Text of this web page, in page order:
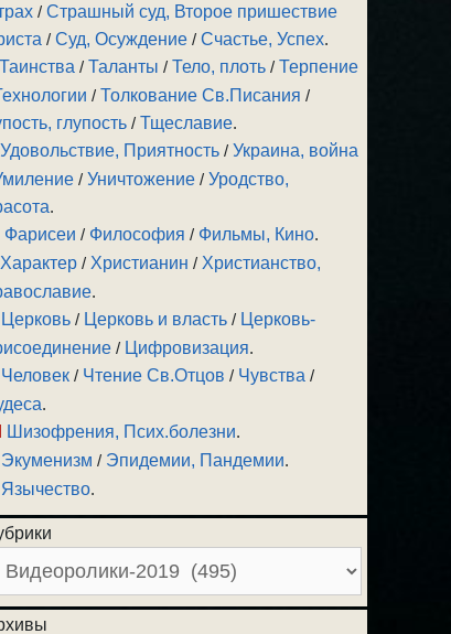
/Страшный суд, Второе пришествие
/Суд, Осуждение /Счастье, Успех.
Таинства /Таланты /Тело, плоть /Терпение
/Толкование Св.Писания /
глупость /Тщеславие.
Удовольствие, Приятность /Украина, война
/Уничтожение /Уродство,
.
Фарисеи / Философия / Фильмы, Кино.
Характер / Христианин / Христианство,
.
Церковь / Церковь и власть / Церковь-
/ Цифровизация.
Человек / Чтение Св.Отцов / Чувства /
.
Шизофрения, Псих.болезни.
Экуменизм / Эпидемии, Пандемии.
Язычество.